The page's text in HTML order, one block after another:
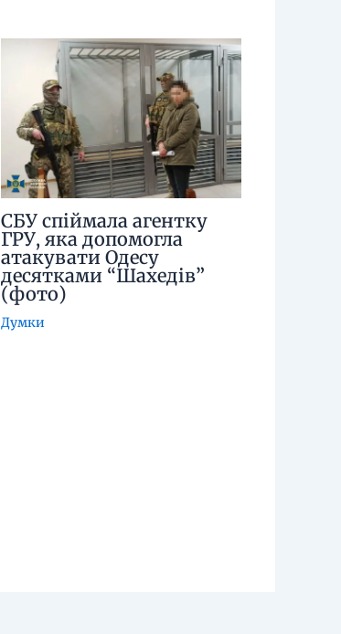
СБУ спіймала агентку
ГРУ, яка допомогла
атакувати Одесу
десятками “Шахедів”
(фото)
Думки